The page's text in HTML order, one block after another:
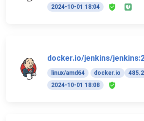
2024-10-01 18:04
docker.io/jenkins/
linux/amd64 docker.io
2024-10-01 18:08